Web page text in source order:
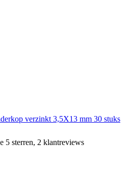
verzinkt 3,5X13 mm 30 stuks
5 sterren, 2 klantreviews